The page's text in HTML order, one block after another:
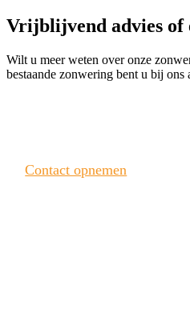
Vrijblijvend advies of
Wilt u meer weten over onze
bestaande zonwering bent u bij ons
Contact opnemen